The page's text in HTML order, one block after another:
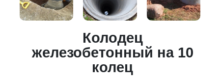
Колодец
железобетонный на 10
колец